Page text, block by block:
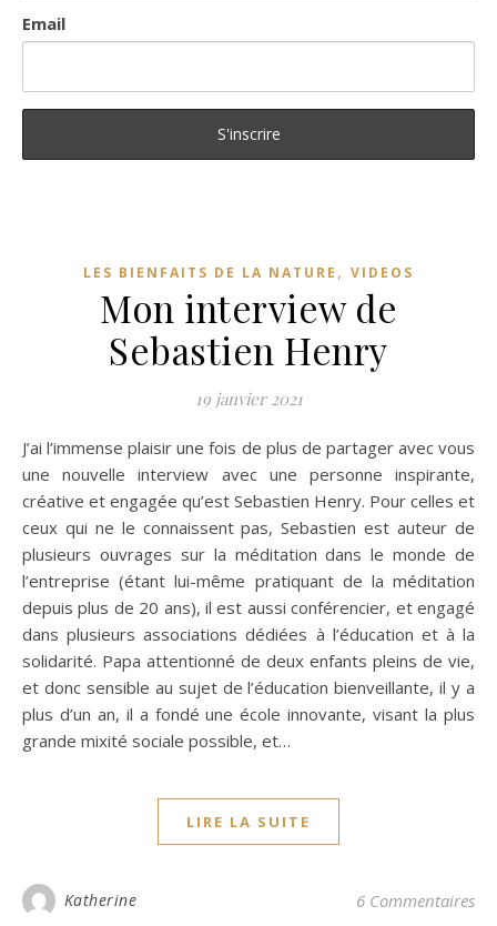
Email
LES BIENFAITS DE LA NATURE , VIDEOS
Mon interview de
Sebastien Henry
19 janvier 2021
J’ai l’immense plaisir une fois de plus de partager avec vous
une nouvelle interview avec une personne inspirante,
créative et engagée qu’est Sebastien Henry. Pour celles et
ceux qui ne le connaissent pas, Sebastien est auteur de
plusieurs ouvrages sur la méditation dans le monde de
l’entreprise (étant lui-même pratiquant de la méditation
depuis plus de 20 ans), il est aussi conférencier, et engagé
dans plusieurs associations dédiées à l’éducation et à la
solidarité. Papa attentionné de deux enfants pleins de vie,
et donc sensible au sujet de l’éducation bienveillante, il y a
plus d’un an, il a fondé une école innovante, visant la plus
grande mixité sociale possible, et…
LIRE LA SUITE
Katherine 6 Commentaires